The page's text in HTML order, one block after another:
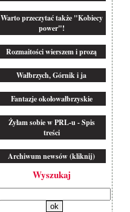
Warto przeczytać także "Kobiecy
power"!
Rozmaitości wierszem i prozą
Wałbrzych, Górnik i ja
Fantazje okołowałbrzyskie
Żyłam sobie w PRL-u - Spis
treści
Archiwum newsów (kliknij)
Wyszukaj